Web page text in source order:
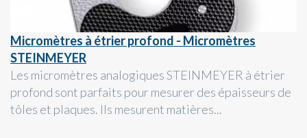
Micromètres à étrier profond - Micromètres
STEINMEYER
Les micromètres analogiques STEINMEYER à étrier
profond sont parfaits pour mesurer des épaisseurs de
tôles et plaques. Ils mesurent matières...